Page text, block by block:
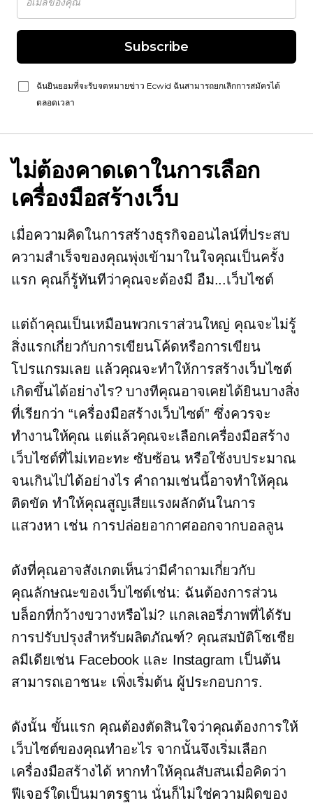
Subscribe
ฉันยินยอมที่จะรับจดหมายข่าว Ecwid ฉันสามารถยกเลิกการสมัครได้
ตลอดเวลา
ไม่ต้องคาดเดาในการเลือก
เครื่องมือสร้างเว็บ
เมื่อความคิดในการสร้างธุรกิจออนไลน์ที่ประสบ
ความสำเร็จของคุณพุ่งเข้ามาในใจคุณเป็นครั้ง
แรก คุณก็รู้ทันทีว่าคุณจะต้องมี อืม...เว็บไซต์
แต่ถ้าคุณเป็นเหมือนพวกเราส่วนใหญ่ คุณจะไม่รู้
สิ่งแรกเกี่ยวกับการเขียนโค้ดหรือการเขียน
โปรแกรมเลย แล้วคุณจะทำให้การสร้างเว็บไซต์
เกิดขึ้นได้อย่างไร? บางทีคุณอาจเคยได้ยินบางสิ่ง
ที่เรียกว่า “เครื่องมือสร้างเว็บไซต์” ซึ่งควรจะ
ทำงานให้คุณ แต่แล้วคุณจะเลือกเครื่องมือสร้าง
เว็บไซต์ที่ไม่เทอะทะ ซับซ้อน หรือใช้งบประมาณ
จนเกินไปได้อย่างไร คำถามเช่นนี้อาจทำให้คุณ
ติดขัด ทำให้คุณสูญเสียแรงผลักดันในการ
แสวงหา เช่น การปล่อยอากาศออกจากบอลลูน
ดังที่คุณอาจสังเกตเห็นว่ามีคำถามเกี่ยวกับ
คุณลักษณะของเว็บไซต์เช่น: ฉันต้องการส่วน
บล็อกที่กว้างขวางหรือไม่? แกลเลอรี่ภาพที่ได้รับ
การปรับปรุงสำหรับผลิตภัณฑ์? คุณสมบัติโซเชีย
ลมีเดียเช่น Facebook และ Instagram เป็นต้น
สามารถเอาชนะ เพิ่งเริ่มต้นผู้ประกอบการ.
ดังนั้น ขั้นแรก คุณต้องตัดสินใจว่าคุณต้องการให้
เว็บไซต์ของคุณทำอะไร จากนั้นจึงเริ่มเลือก
เครื่องมือสร้างได้ หากทำให้คุณสับสนเมื่อคิดว่า
ฟีเจอร์ใดเป็นมาตรฐาน นั่นก็ไม่ใช่ความผิดของ